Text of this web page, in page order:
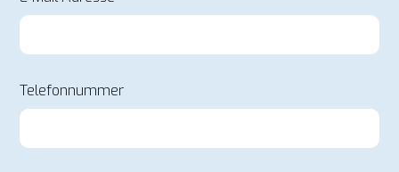
Telefonnummer